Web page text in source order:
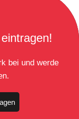
bei und werde